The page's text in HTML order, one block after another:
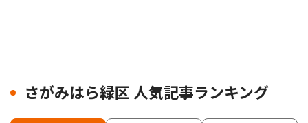
さがみはら緑区 人気記事ランキング